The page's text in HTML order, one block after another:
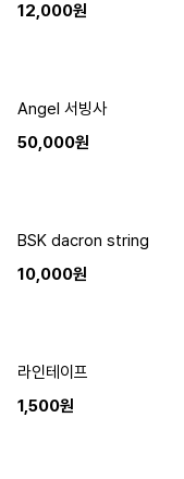
12,000원
Angel 서빙사
50,000원
BSK dacron string
10,000원
라인테이프
1,500원